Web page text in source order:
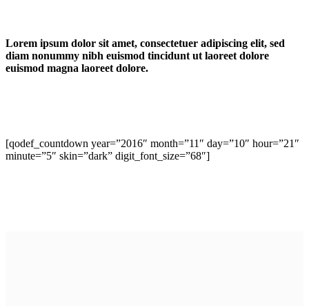
Lorem ipsum dolor sit amet, consectetuer adipiscing elit, sed
diam nonummy nibh euismod tincidunt ut laoreet dolore
euismod magna laoreet dolore.
[qodef_countdown year=”2016″ month=”11″ day=”10″ hour=”21″
minute=”5″ skin=”dark” digit_font_size=”68″]